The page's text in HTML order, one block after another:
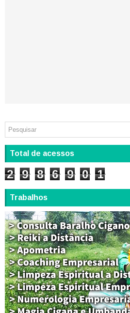
Total de acessos
2 9 8 6 9 0 1
Trabalhos